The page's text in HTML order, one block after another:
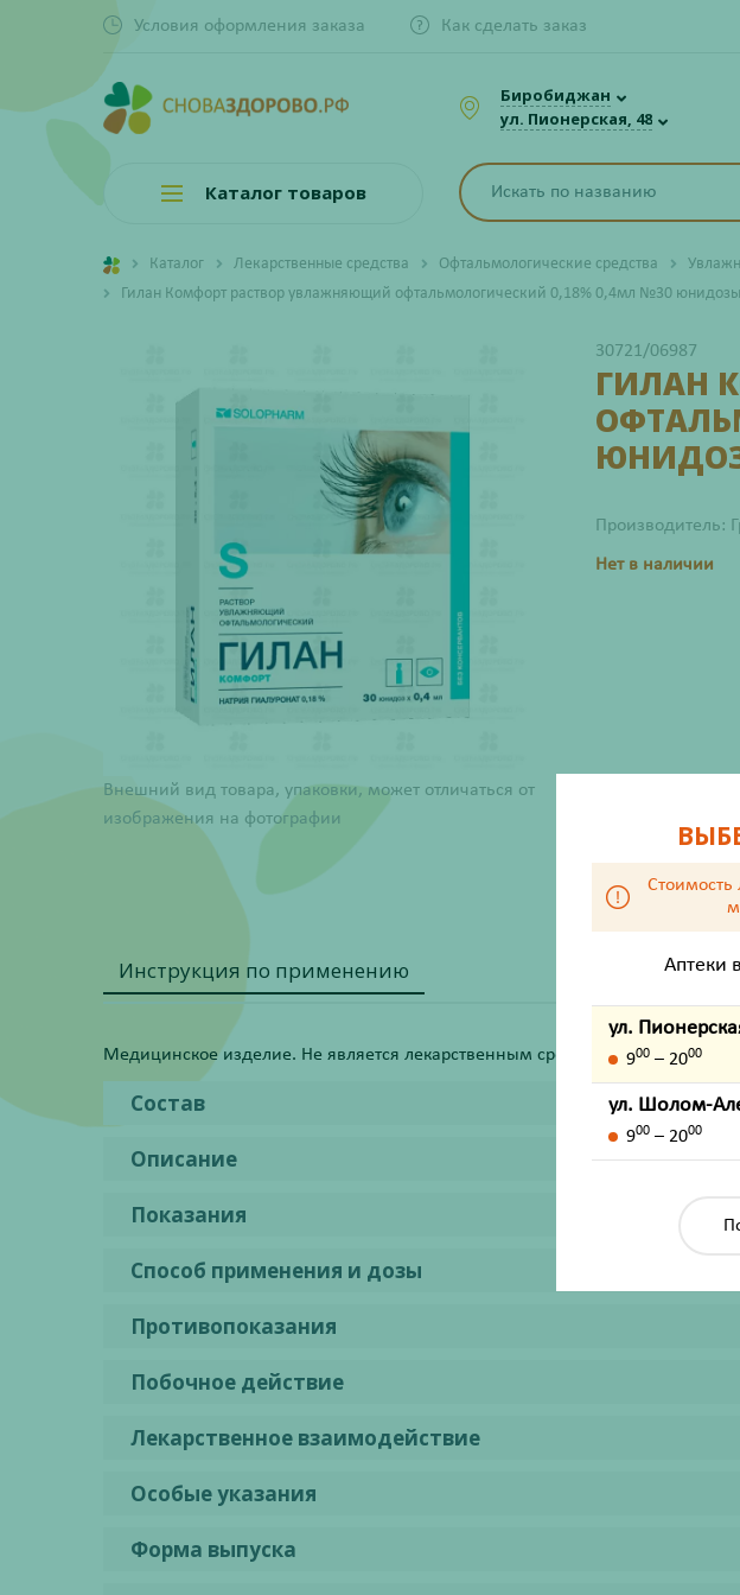
Условия оформления заказа Как сделать заказ
Биробиджан
ул. Пионерская, 48
Каталог товаров
Каталог Лекарственные средства Офтальмологические средства
Гилан Комфорт раствор увлажняющий офтальмологический 0,18% 0,4мл №30 юнидозы
Внешний вид товара, упаковки, может отличаться от
изображения на фотографии
30721/06987
ГИЛАН
Производитель:
Нет в наличии
Производитель
Порядок отпуска
Жизненно важный
Инструкция по применению
Медицинское изделие. Не является лекарственным средством.
Состав
Описание
Показания
Способ применения и дозы
Противопоказания
Побочное действие
Лекарственное взаимодействие
Особые указания
Форма выпуска
Стоимость
Аптеки
ул.
900 – 2000
ул. Шолом-
900 – 2000